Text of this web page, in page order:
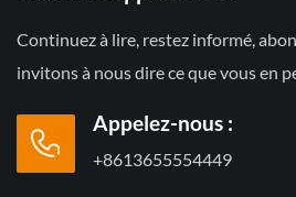
Continuez à lire, restez informé,
invitons à nous dire ce que vous en
Appelez-nous :
+8613655554449